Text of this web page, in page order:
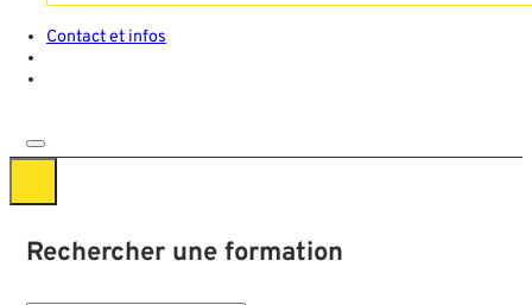
Contact et infos
Rechercher une formation